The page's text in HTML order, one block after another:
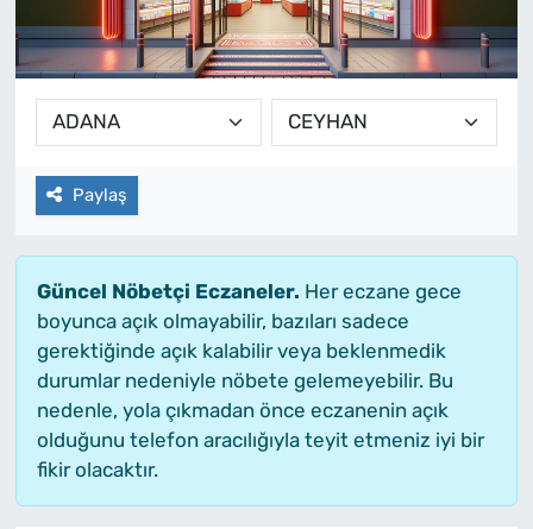
Paylaş
Güncel Nöbetçi Eczaneler. Her eczane gece
boyunca açık olmayabilir, bazıları sadece
gerektiğinde açık kalabilir veya beklenmedik
durumlar nedeniyle nöbete gelemeyebilir. Bu
nedenle, yola çıkmadan önce eczanenin açık
olduğunu telefon aracılığıyla teyit etmeniz iyi bir
fikir olacaktır.